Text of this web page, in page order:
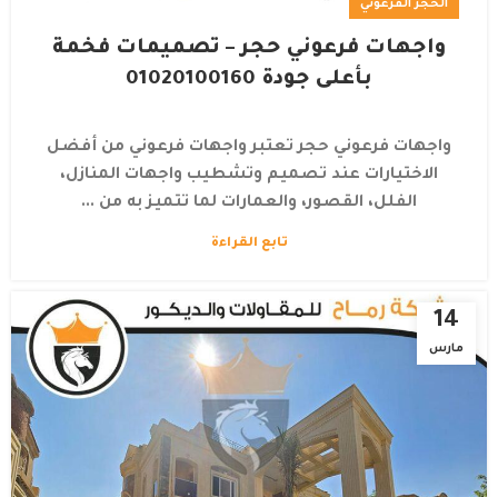
الحجر الفرعوني
واجهات فرعوني حجر – تصميمات فخمة
بأعلى جودة 01020100160
واجهات فرعوني حجر تعتبر واجهات فرعوني من أفضل
الاختيارات عند تصميم وتشطيب واجهات المنازل،
الفلل، القصور، والعمارات لما تتميز به من ...
تابع القراءة
14
مارس